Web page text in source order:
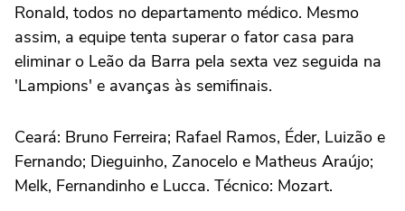
Ronald, todos no departamento médico. Mesmo
assim, a equipe tenta superar o fator casa para
eliminar o Leão da Barra pela sexta vez seguida na
'Lampions' e avanças às semifinais.
Ceará: Bruno Ferreira; Rafael Ramos, Éder, Luizão e
Fernando; Dieguinho, Zanocelo e Matheus Araújo;
Melk, Fernandinho e Lucca. Técnico: Mozart.